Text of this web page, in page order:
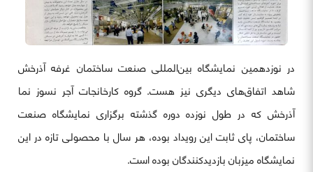
در نوزدهمین نمایشگاه بین‌المللی صنعت ساختمان غرفه آذرخش
شاهد اتفاق‌های دیگری نیز هست. گروه کارخانجات آجر نسوز نما
آذرخش که در طول نوزده دوره گذشته برگزاری نمایشگاه صنعت
ساختمان، پای ثابت این رویداد بوده، هر سال با محصولی تازه در این
نمایشگاه میزبان بازدیدکنندگان بوده است.